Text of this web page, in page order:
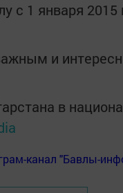
с 1 января 2015
и
в
канал "Бавлы-